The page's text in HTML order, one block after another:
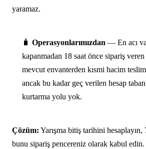
yaramaz.
🧳 Operasyonlarımızdan — En acı
kapanmadan 18 saat önce sipariş veren
mevcut envanterden kısmi hacim
ancak bu kadar geç verilen hesap
kurtarma yolu yok.
Çözüm: Yarışma bitiş tarihini hesaplayın,
bunu sipariş pencereniz olarak kabul edin.